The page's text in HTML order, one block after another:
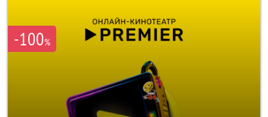
-100%